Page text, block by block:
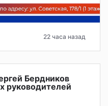
22 часа назад
Бердников
руководителей